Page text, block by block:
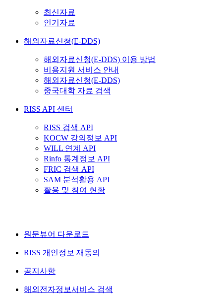
최신자료
인기자료
해외자료신청(E-DDS)
해외자료신청(E-DDS) 이용 방법
비용지원 서비스 안내
해외자료신청(E-DDS)
중국대학 자료 검색
RISS API 센터
RISS 검색 API
KOCW 강의정보 API
WILL 연계 API
Rinfo 통계정보 API
FRIC 검색 API
SAM 분석활용 API
활용 및 참여 현황
원문뷰어 다운로드
RISS 개인정보 재동의
공지사항
해외전자정보서비스 검색